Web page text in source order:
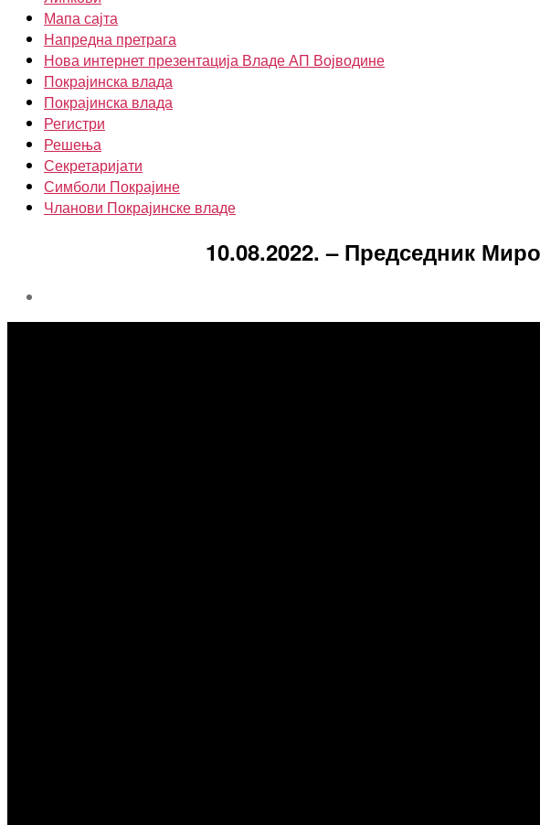
Мапа сајта
Напредна претрага
Нова интернет презентација Владе АП Војводине
Покрајинска влада
Покрајинска влада
Регистри
Решења
Секретаријати
Симболи Покрајине
Чланови Покрајинске владе
10.08.2022. – Председник